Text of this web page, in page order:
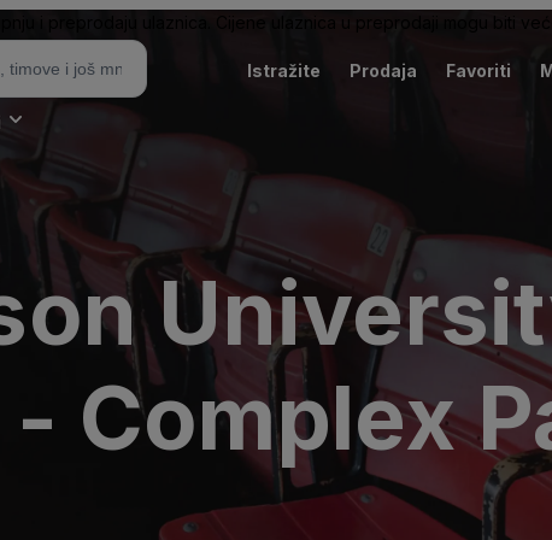
Istražite Prodaja Favoriti
Complex